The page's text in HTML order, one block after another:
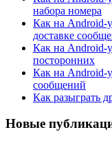
набора номера
Как на Android-
доставке
Как на Android-
посторонних
Как на Android-
сообщений
Как разыграть
Новые